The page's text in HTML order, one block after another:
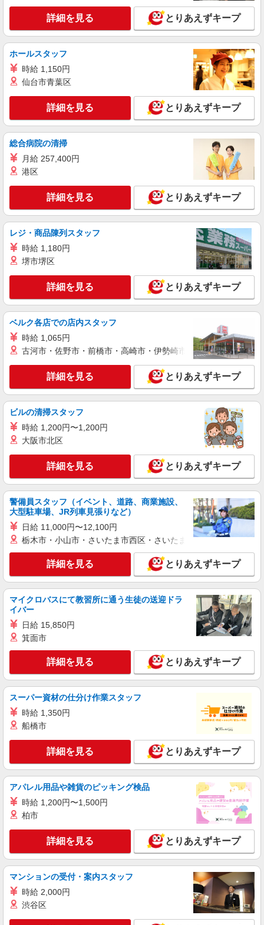
詳細を見る とりあえずキープ
ホールスタッフ
時給 1,150円
仙台市青葉区
詳細を見る とりあえずキープ
総合病院の清掃
月給 257,400円
港区
詳細を見る とりあえずキープ
レジ・商品陳列スタッフ
時給 1,180円
堺市堺区
詳細を見る とりあえずキープ
ベルク各店での店内スタッフ
時給 1,065円
古河市・佐野市・前橋市・高崎市・伊勢崎市・太田市・館林市
詳細を見る とりあえずキープ
ビルの清掃スタッフ
時給 1,200円〜1,200円
大阪市北区
詳細を見る とりあえずキープ
警備員スタッフ（イベント、道路、商業施設、
大型駐車場、JR列車見張りなど）
日給 11,000円〜12,100円
栃木市・小山市・さいたま市西区・さいたま市岩槻区・久喜市・
詳細を見る とりあえずキープ
マイクロバスにて教習所に通う生徒の送迎ドラ
イバー
日給 15,850円
箕面市
詳細を見る とりあえずキープ
スーパー資材の仕分け作業スタッフ
時給 1,350円
船橋市
詳細を見る とりあえずキープ
アパレル用品や雑貨のピッキング検品
時給 1,200円〜1,500円
柏市
詳細を見る とりあえずキープ
マンションの受付・案内スタッフ
時給 2,000円
渋谷区